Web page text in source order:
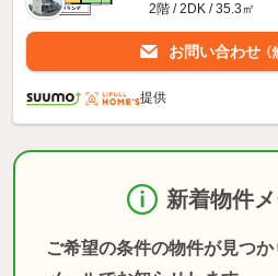
2階 / 2DK / 35.3㎡
お問い合わせ （
提供
新着物件
ご希望の条件の物件が見つか